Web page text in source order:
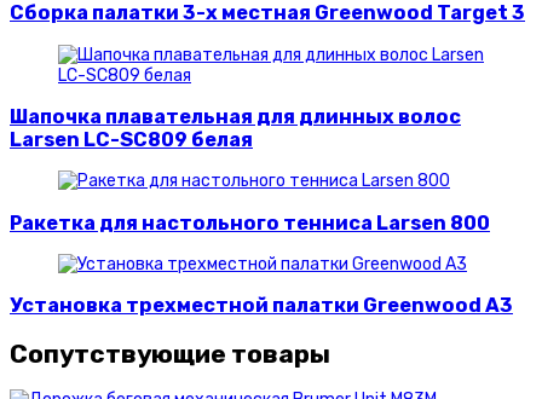
Сборка палатки 3-х местная Greenwood Target 3
Шапочка плавательная для длинных волос
Larsen LC-SC809 белая
Ракетка для настольного тенниса Larsen 800
Установка трехместной палатки Greenwood A3
Сопутствующие товары